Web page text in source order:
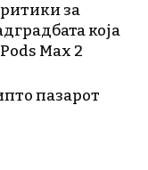
за
која
Max 2
пазарот